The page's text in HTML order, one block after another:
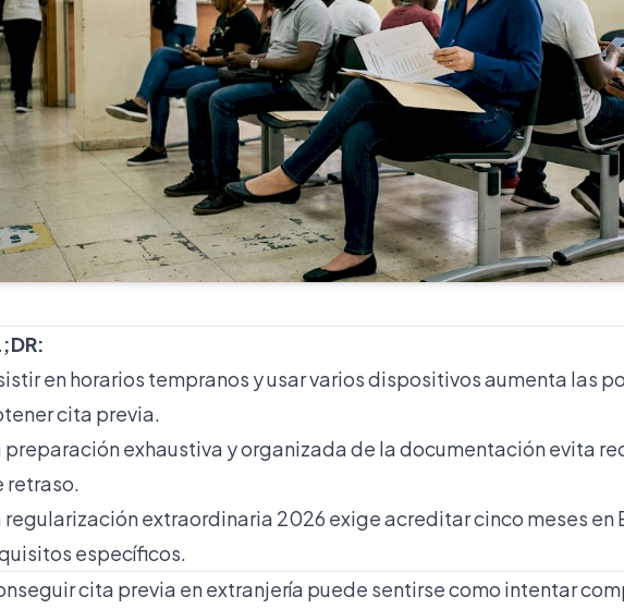
en horarios tempranos y usar varios dispositivos aumenta las
cita previa.
preparación exhaustiva y organizada de la documentación evita
retraso.
regularización extraordinaria 2026 exige acreditar cinco meses en
específicos.
cita previa en extranjería puede sentirse como intentar